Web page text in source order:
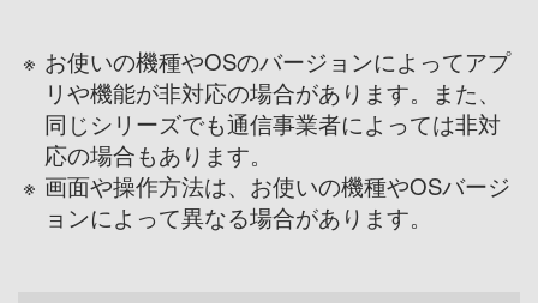
※ お使いの機種やOSのバージョンによってアプ
リや機能が非対応の場合があります。また、
同じシリーズでも通信事業者によっては非対
応の場合もあります。
※ 画面や操作方法は、お使いの機種やOSバージ
ョンによって異なる場合があります。